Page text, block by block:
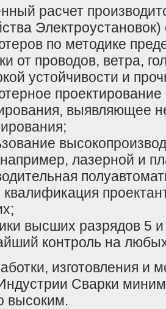
расчет
Электроустановок)
по методике
от проводов, ветра,
устойчивости и
выявляющее
например, лазерной и
квалификация
высших разрядов 5 и
контроль на
изготовления
Сварки
высоким.